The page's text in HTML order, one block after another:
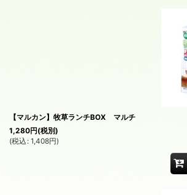
【マルカン】牧草ランチBOX マルチ
1,280円(税別)
(税込 : 1,408円)